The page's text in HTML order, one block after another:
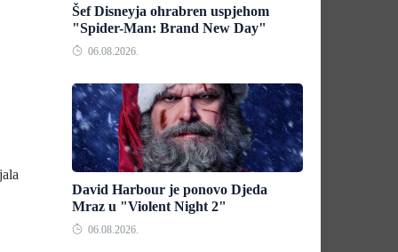
Šef Disneyja ohrabren uspjehom
"Spider-Man: Brand New Day"
06.08.2026.
David Harbour je ponovo Djeda
Mraz u "Violent Night 2"
06.08.2026.